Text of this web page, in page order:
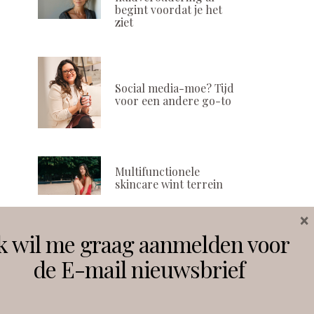
begint voordat je het
ziet
Social media-moe? Tijd
voor een andere go-to
Multifunctionele
skincare wint terrein
Volg ons
wil me graag aanmelden voor
de E-mail nieuwsbrief
×